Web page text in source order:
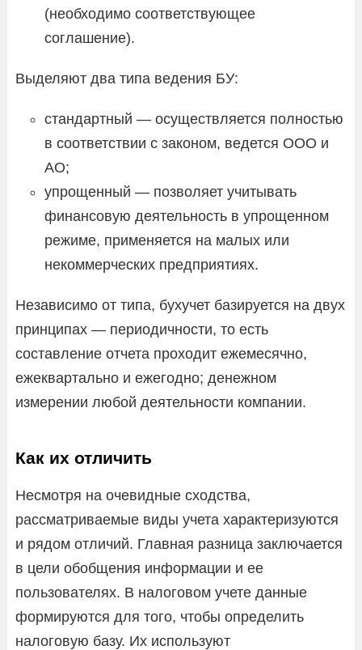
(необходимо соответствующее
соглашение).
Выделяют два типа ведения БУ:
стандартный — осуществляется полностью
в соответствии с законом, ведется ООО и
АО;
упрощенный — позволяет учитывать
финансовую деятельность в упрощенном
режиме, применяется на малых или
некоммерческих предприятиях.
Независимо от типа, бухучет базируется на двух
принципах — периодичности, то есть
составление отчета проходит ежемесячно,
ежеквартально и ежегодно; денежном
измерении любой деятельности компании.
Как их отличить
Несмотря на очевидные сходства,
рассматриваемые виды учета характеризуются
и рядом отличий. Главная разница заключается
в цели обобщения информации и ее
пользователях. В налоговом учете данные
формируются для того, чтобы определить
налоговую базу. Их используют